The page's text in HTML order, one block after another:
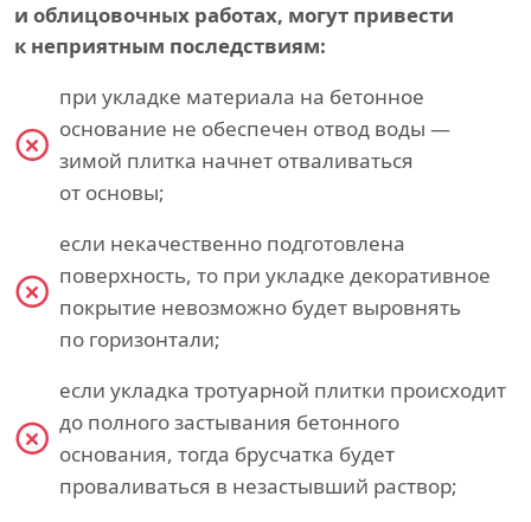
и облицовочных работах, могут привести
к неприятным последствиям:
при укладке материала на бетонное
основание не обеспечен отвод воды —
зимой плитка начнет отваливаться
от основы;
если некачественно подготовлена
поверхность, то при укладке декоративное
покрытие невозможно будет выровнять
по горизонтали;
если укладка тротуарной плитки происходит
до полного застывания бетонного
основания, тогда брусчатка будет
проваливаться в незастывший раствор;